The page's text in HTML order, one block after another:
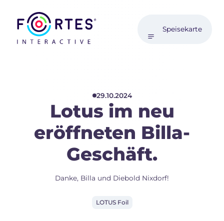
Speisekarte
29.10.2024
Lotus im neu
eröffneten Billa-
Geschäft.
Danke, Billa und Diebold Nixdorf!
LOTUS Foil